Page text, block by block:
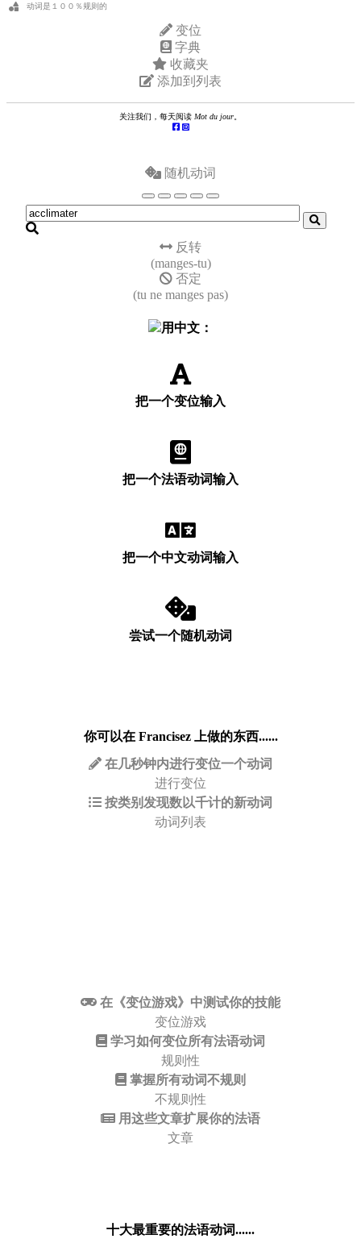
动词是１００％规则的
变位
字典
收藏夹
添加到列表
关注我们，每天阅读 Mot du jour
随机动词
反转
(manges-tu)
否定
(tu ne manges pas)
用中文：
把一个变位输入
把一个法语动词输入
把一个中文动词输入
尝试一个随机动词
你可以在 Francisez 上做的东西......
在几秒钟内进行变位一个动词
进行变位
按类别发现数以千计的新动词
动词列表
在《变位游戏》中测试你的技能
变位游戏
学习如何变位所有法语动词
规则性
掌握所有动词不规则
不规则性
用这些文章扩展你的法语
文章
十大最重要的法语动词......